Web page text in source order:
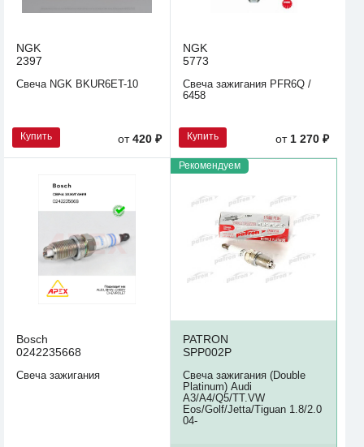
NGK
2397
Свеча NGK BKUR6ET-10
Купить от420 ₽
NGK
5773
Свеча зажигания PFR6Q /
6458
Купить от 1 270 ₽
Bosch
0242235668
Свеча зажигания
Рекомендуем
PATRON
SPP002P
Свеча зажигания (Double
Platinum) Audi
A3/A4/Q5/TT.VW
Eos/Golf/Jetta/Tiguan 1.8/2.0
04-